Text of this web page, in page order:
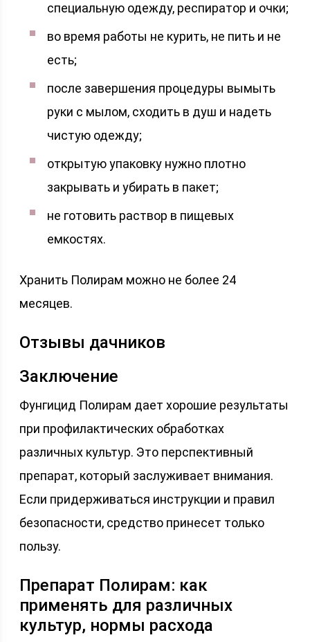
специальную одежду, респиратор и очки;
во время работы не курить, не пить и не
есть;
после завершения процедуры вымыть
руки с мылом, сходить в душ и надеть
чистую одежду;
открытую упаковку нужно плотно
закрывать и убирать в пакет;
не готовить раствор в пищевых
емкостях.
Хранить Полирам можно не более 24
месяцев.
Отзывы дачников
Заключение
Фунгицид Полирам дает хорошие результаты
при профилактических обработках
различных культур. Это перспективный
препарат, который заслуживает внимания.
Если придерживаться инструкции и правил
безопасности, средство принесет только
пользу.
Препарат Полирам: как
применять для различных
культур, нормы расхода